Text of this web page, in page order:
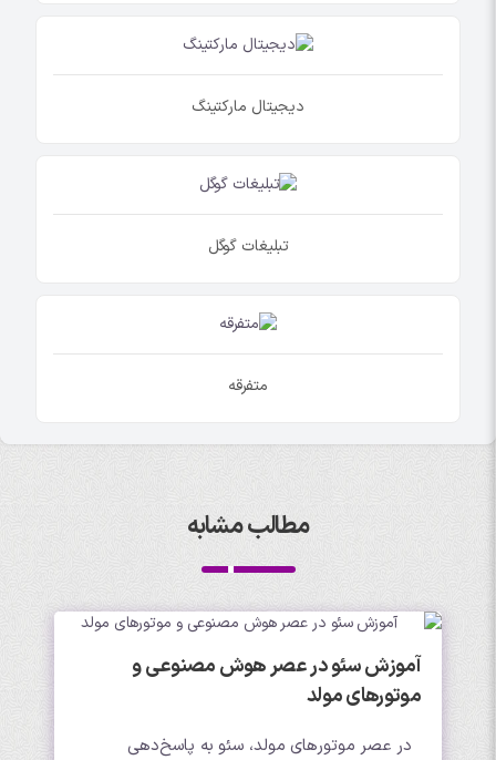
دیجیتال مارکتینگ
تبلیغات گوگل
متفرقه
مطالب مشابه
آموزش سئو در عصر هوش مصنوعی و
موتورهای مولد
در عصر موتورهای مولد، سئو به پاسخ‌دهی